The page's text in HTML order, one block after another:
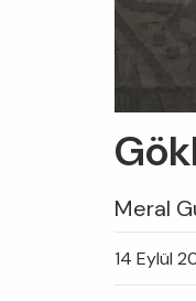
Meral
14 Eylül